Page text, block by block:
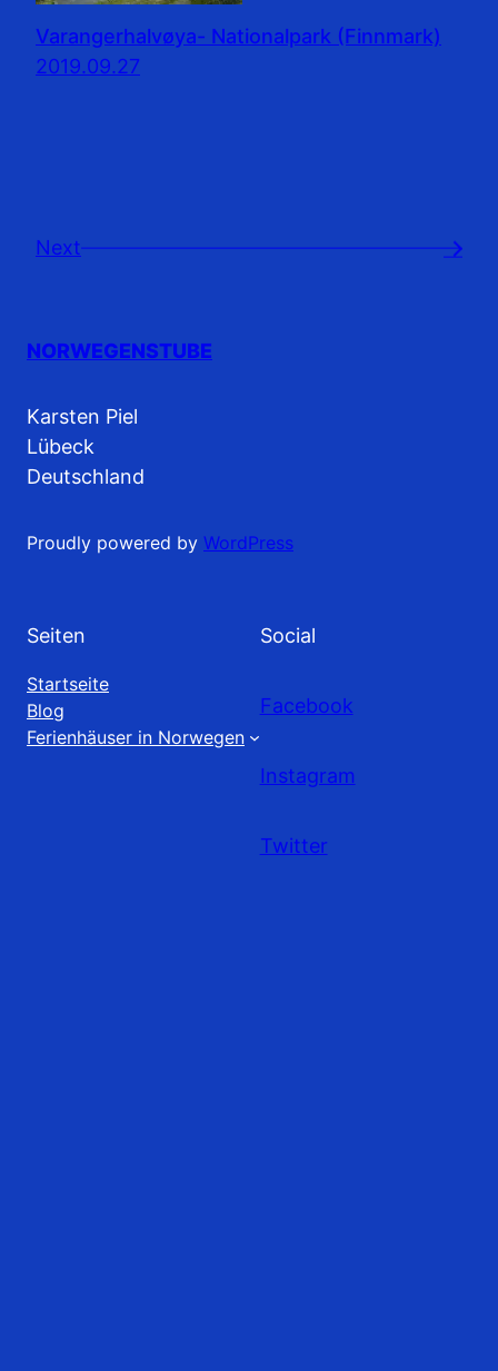
Varangerhalvøya- Nationalpark (Finnmark)
2019.09.27
Next →
NORWEGENSTUBE
Karsten Piel
Lübeck
Deutschland
Proudly powered by WordPress
Seiten
Startseite
Blog
Ferienhäuser in Norwegen
Social
Facebook
Instagram
Twitter